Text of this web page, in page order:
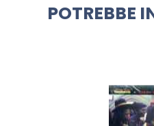
POTREBBE